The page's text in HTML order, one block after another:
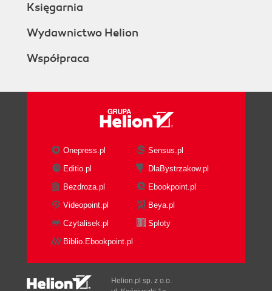
Księgarnia
Wydawnictwo Helion
Współpraca
Onepress.pl
Sensus.pl
Editio.pl
DlaBystrzakow.pl
Bezdroza.pl
Ebookpoint.pl
Videopoint.pl
Beya.pl
Czytalisek.pl
Sploty
Biblio.Ebookpoint.pl
Helion.pl sp. z o.o.